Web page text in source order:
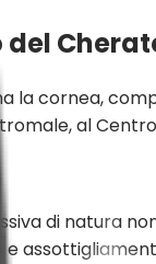
del
la cornea,
al
di natura